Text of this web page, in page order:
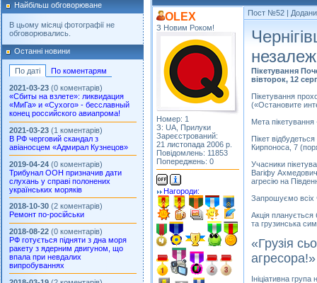
Найбільш обговорюване
В цьому місяці фотографії не
обговорювались.
Останні новини
По даті
По коментарям
2021-03-23 (0 коментарів)
«Сбиты на взлете»: ликвидация
«МиГа» и «Сухого» - бесславный
конец российского авиапрома!
2021-03-23 (1 коментарів)
В РФ черговий скандал з
авіаносцем «Адмирал Кузнецов»
2019-04-24 (0 коментарів)
Трибунал ООН призначив дати
слухань у справі полонених
українських моряків
2018-10-30 (2 коментарів)
Ремонт по-російськи
2018-08-22 (0 коментарів)
РФ готується підняти з дна моря
ракету з ядерним двигуном, що
впала при невдалих
випробуваннях
OLEX
З Новим Роком!
Номер: 1
З: UA, Прилуки
Зареєстрований:
21 листопада 2006 р.
Повідомлень: 11853
Попереджень: 0
Нагороди:
Пост №52 |
Пікетування
вівторок, 12
Пікетування
(«Остановите
Мета пікетування
Пікет
Кирпоноса, 7
Учасники
Вагіфу
агресію на
Запрошуємо всіх
Акція планується
та грузинська
«Грузія
агресора!»
Ініціативна група